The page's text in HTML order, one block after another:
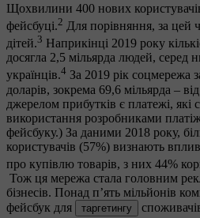
Щохвилини 400 нових
фейсбуці.2 Для порівняння, за цей
дітей.3 Наприкінці 2019 року
досягла 2,5 мільярда людей, серед
українців.4 За 2019 рік соцмережа
доларів, зокрема 69,6 мільярда –
джерелом прибутків є платежі, які
використання розробниками
фейсбуку.) За даними 2018 року,
користувачів (57%) визнають
про купівлю товарів, з них 44%
Тож ця мережа стала головним
бізнесів. Понад п’ять мільйонів
фейсбук для
таргетингу